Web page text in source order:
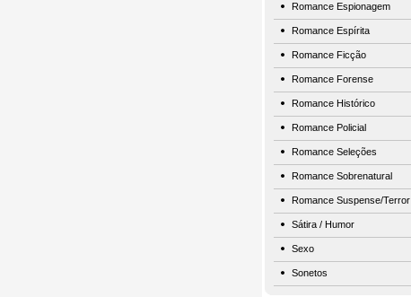
Romance Espionagem
Romance Espírita
Romance Ficção
Romance Forense
Romance Histórico
Romance Policial
Romance Seleções
Romance Sobrenatural
Romance Suspense/Terror
Sátira / Humor
Sexo
Sonetos